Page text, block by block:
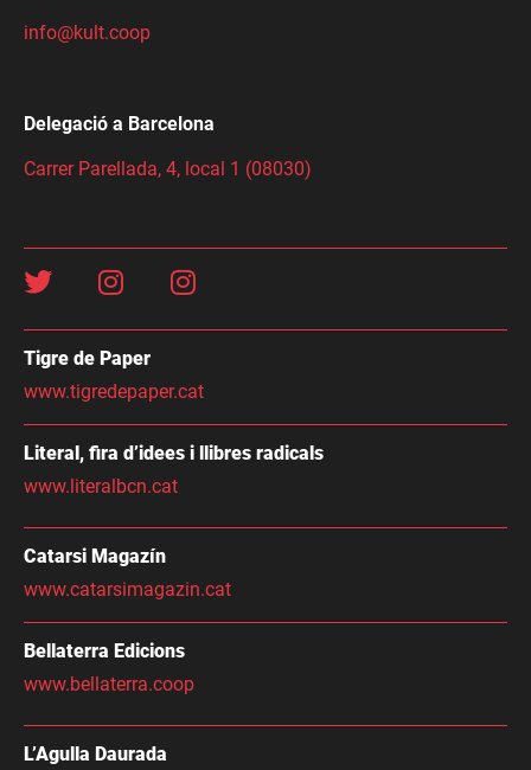
info@kult.coop
Delegació a Barcelona
Carrer Parellada, 4, local 1 (08030)
Tigre de Paper
www.tigredepaper.cat
Literal, fira d’idees i llibres radicals
www.literalbcn.cat
Catarsi Magazín
www.catarsimagazin.cat
Bellaterra Edicions
www.bellaterra.coop
L’Agulla Daurada